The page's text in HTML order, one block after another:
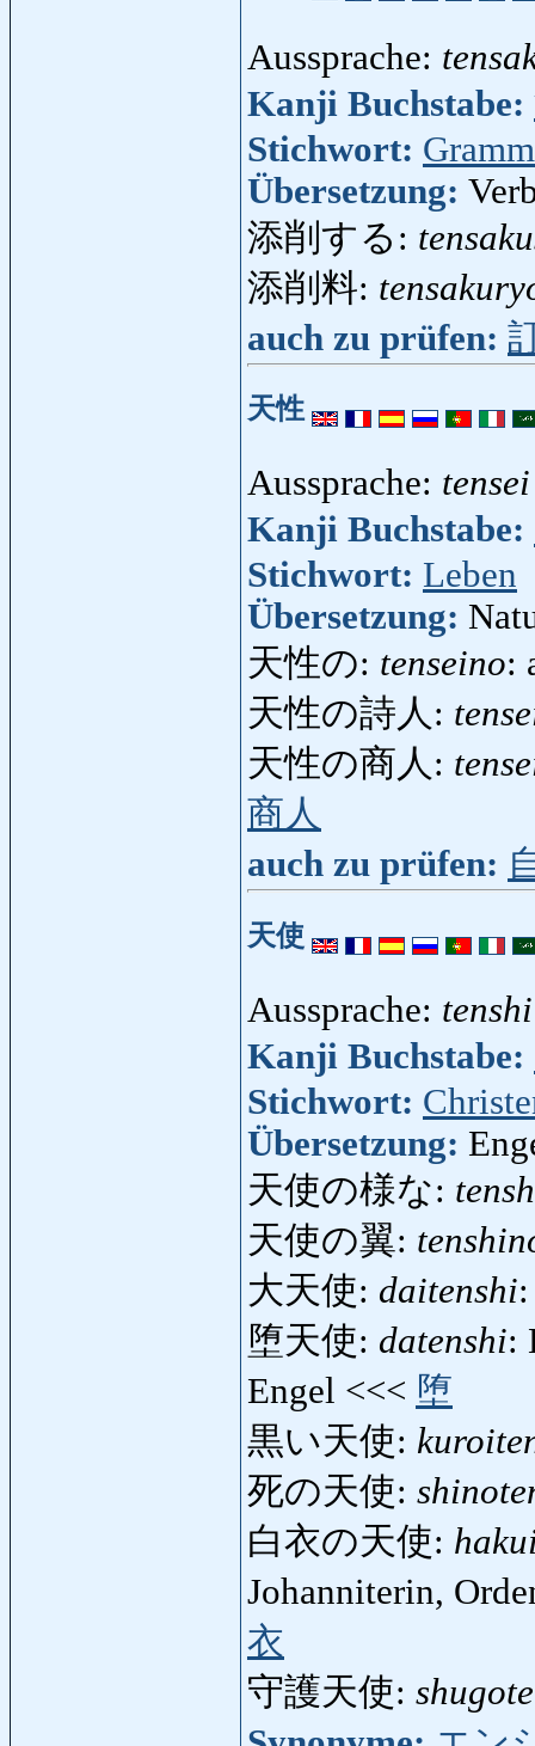
Aussprache:
Kanji Buchstabe:
Stichwort:
Übersetzung:
添削する:
添削料:
auch zu prüfen:
天性
Aussprache: tensei
Kanji Buchstabe:
Stichwort: Leben
Übersetzung:
天性の: tenseino:
天性の詩人:
天性の商人:
商人
auch zu prüfen:
天使
Aussprache: tenshi
Kanji Buchstabe:
Stichwort:
Übersetzung:
天使の様な:
天使の翼:
大天使: daitenshi
堕天使: datenshi:
Engel <<< 堕
黒い天使:
死の天使:
白衣の天使:
Johanniterin,
衣
守護天使: